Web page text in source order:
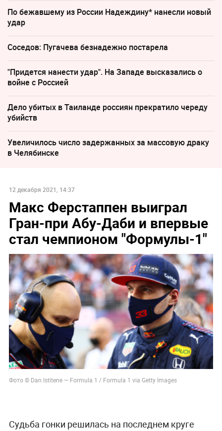
По бежавшему из России Надеждину* нанесли новый
удар
Соседов: Пугачева безнадежно постарела
"Придется нанести удар". На Западе высказались о
войне с Россией
Дело убитых в Таиланде россиян прекратило череду
убийств
Увеличилось число задержанных за массовую драку
в Челябинске
12 декабря 2021, 14:37
Макс Ферстаппен выиграл
Гран-при Абу-Даби и впервые
стал чемпионом "Формулы-1"
Фото © Dan Istitene — Formula 1 / Formula 1 via Getty Images
Судьба гонки решилась на последнем круге